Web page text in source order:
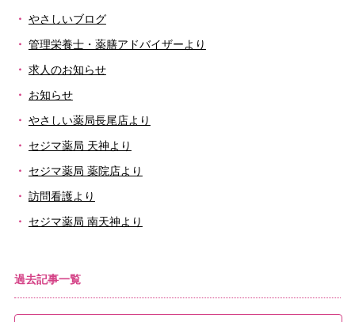
やさしいブログ
管理栄養士・薬膳アドバイザーより
求人のお知らせ
お知らせ
やさしい薬局長尾店より
セジマ薬局 天神より
セジマ薬局 薬院店より
訪問看護より
セジマ薬局 南天神より
過去記事一覧